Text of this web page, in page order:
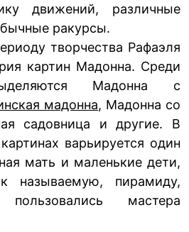
движений, различные
ракурсы.
творчества Рафаэля
картин Мадонна. Среди
Мадонна с
мадонна, Мадонна со
садовница и другие. В
варьируется один
мать и маленькие дети,
называемую, пирамиду,
мастера